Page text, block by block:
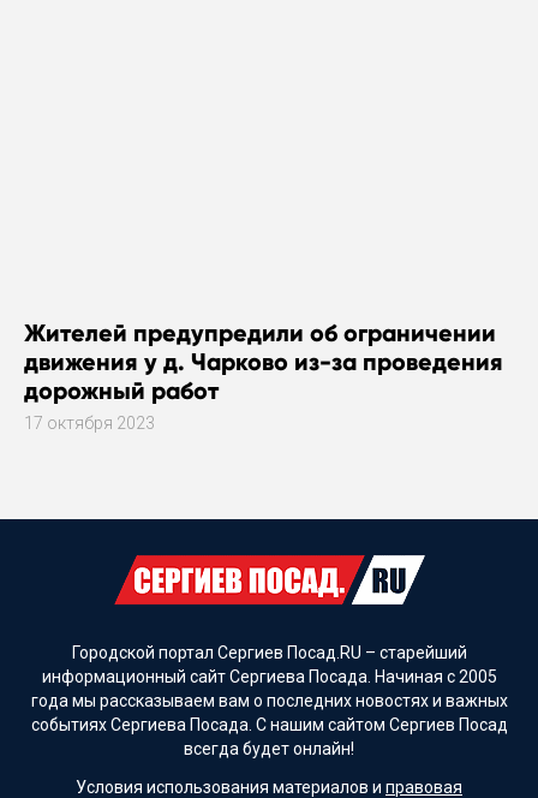
Жителей предупредили об ограничении
движения у д. Чарково из-за проведения
дорожный работ
17 октября 2023
Городской портал Сергиев Посад.RU – старейший
информационный сайт Сергиева Посада. Начиная с 2005
года мы рассказываем вам о последних новостях и важных
событиях Сергиева Посада. С нашим сайтом Сергиев Посад
всегда будет онлайн!
Условия использования материалов и правовая